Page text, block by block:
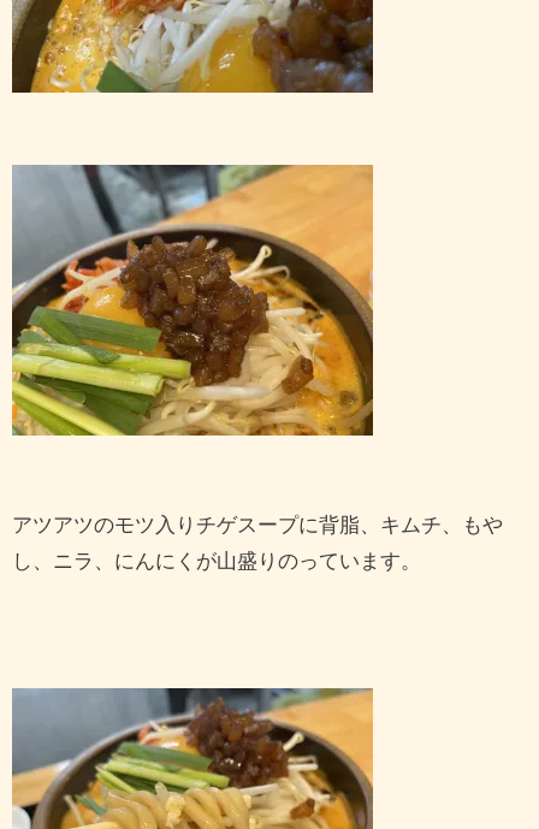
アツアツのモツ入りチゲスープに背脂、キムチ、もや
し、ニラ、にんにくが山盛りのっています。